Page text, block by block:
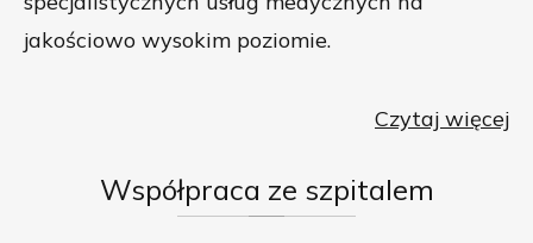
jakościowo wysokim poziomie.
Czytaj więcej
Współpraca ze szpitalem